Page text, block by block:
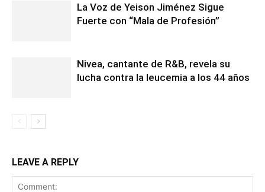
La Voz de Yeison Jiménez Sigue
Fuerte con “Mala de Profesión”
Nivea, cantante de R&B, revela su
lucha contra la leucemia a los 44 años
LEAVE A REPLY